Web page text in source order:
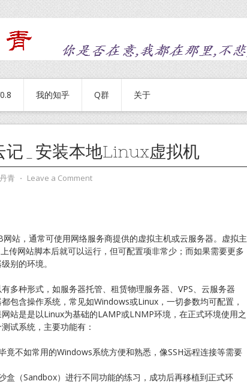
我的知乎 Q群 关于
记_安装本地Linux虚拟机
青 ⋅ Leave a Comment
站，通常可使用网络服务商提供的虚拟主机或云服务器。虚拟主
传网站脚本后就可以运行，但可配置项非常少；而如果需要更多
别的环境。
多种形式，如服务器托管、租赁物理服务器、VPS、云服务器
包含操作系统，常见如Windows或Linux，一切参数均可配置，
站是是以Linux为基础的LAMP或LNMP环境，在正式环境使用之
试系统，主要功能有：
竟不如常用的Windows系统方便和熟悉，像SSH远程连接等需要
盒（Sandbox）进行不同功能的练习，成功后再移植到正式环